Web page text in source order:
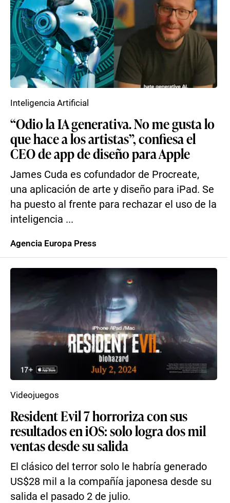
“Odio la IA generativa. No me gusta lo
que hace a los artistas”, confiesa el
CEO de app de diseño para Apple
James Cuda es cofundador de Procreate,
una aplicación de arte y diseño para iPad. Se
ha puesto al frente para rechazar el uso de la
inteligencia ...
Inteligencia Artificial
Agencia Europa Press
Resident Evil 7 horroriza con sus
resultados en iOS: solo logra dos mil
ventas desde su salida
El clásico del terror solo le habría generado
US$28 mil a la compañía japonesa desde su
salida el pasado 2 de julio.
Videojuegos